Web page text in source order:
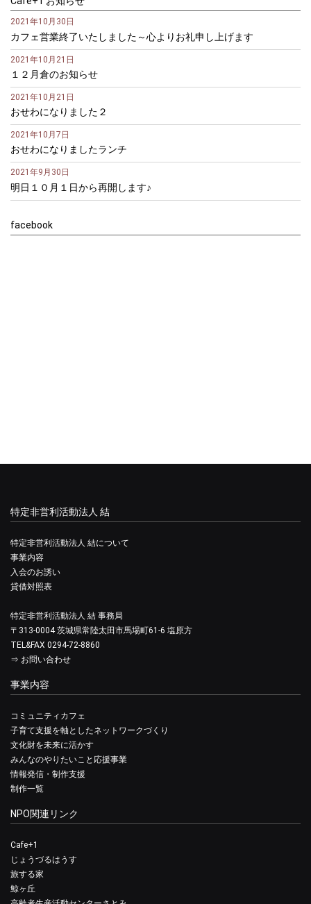
2021年10月30日
カフェ営業終了いたしました～心よりお礼申し上げます
2021年10月21日
１２月倉のお知らせ
2021年10月21日
おせわになりました２
2021年10月7日
おせわになりましたランチ
2021年9月30日
明日１０月１日から再開します♪
facebook
特定非営利活動法人 結
特定非営利活動法人 結について
事業内容
入会のお誘い
貸借対照表
特定非営利活動法人 結 事務局
〒313-0004 茨城県常陸太田市馬場町61-6 塩原方
TEL&FAX 0294-72-8860
⇒ お問い合わせ
事業内容
コミュニティカフェ
子育て支援を軸としたネットワークづくり
文化財を未来に活かす
みんなのやりたいこと応援事業
情報発信・制作支援
制作一覧
NPO関連リンク
Cafe+1
じょうづるはうす
旅する家
鯨ヶ丘